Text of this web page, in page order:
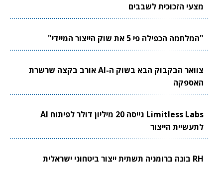
מצעי הזכוכית לשבבים
"המלחמה הכפילה פי 5 את שוק הייצור המיידי"
צוואר הבקבוק הבא בשוק ה-AI אורב בקצה שרשרת
האספקה
Limitless Labs גייסה 20 מיליון דולר לפיתוח AI
לתעשיית הייצור
RH בונה ברומניה תשתית ייצור ביטחוני ישראלית